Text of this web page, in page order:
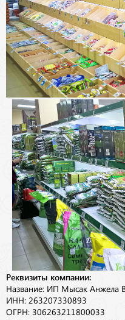
Реквизиты компании:
Название: ИП Мысак Анжела
ИНН: 263207330893
ОГРН: 306263211800033